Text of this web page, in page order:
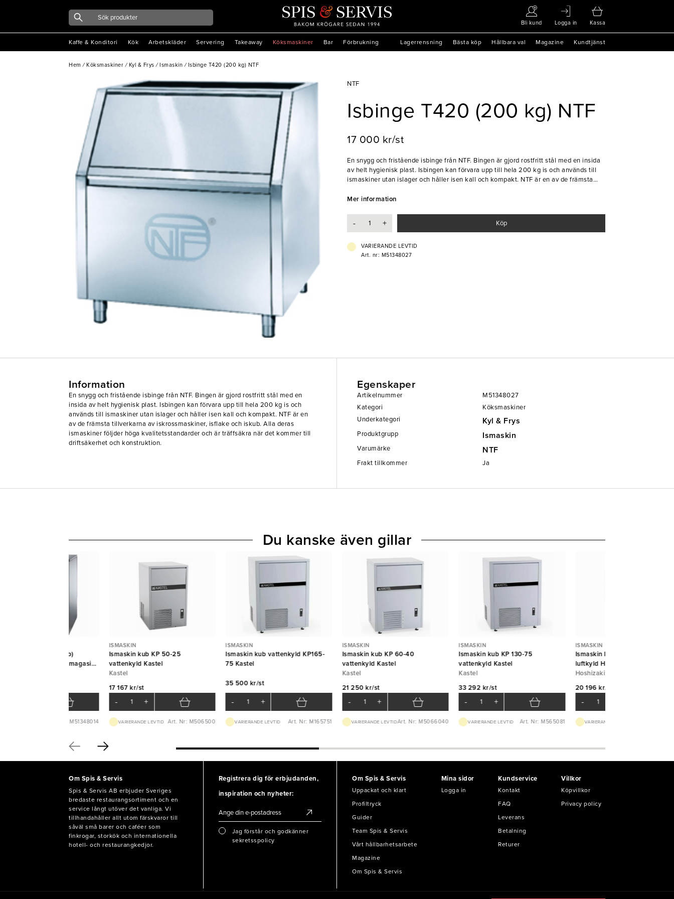
Bli kund Logga in Kassa
Kaffe & Konditori Kök Arbetskläder Servering Takeaway Köksmaskiner Bar Förbrukning Lagerrensning Bästa köp Hållbara val Magazine Kundtjänst
Hem / Köksmaskiner / Kyl & Frys / Ismaskin / Isbinge T420 (200 kg) NTF
NTF
Isbinge T420 (200 kg) NTF
17 000 kr/st
En snygg och fristående isbinge från NTF. Bingen är gjord rostfritt stål med en insida
av helt hygienisk plast. Isbingen kan förvara upp till hela 200 kg is och används till
ismaskiner utan islager och håller isen kall och kompakt. NTF är en av de främsta
kvalitetsstandarder och är träffsäkra när det kommer till driftsäkerhet och
Mer information
- + Köp
VARIERANDE LEVTID
Art. nr: M51348027
Information
En snygg och fristående isbinge från NTF. Bingen är gjord rostfritt stål med en
insida av helt hygienisk plast. Isbingen kan förvara upp till hela 200 kg is och
används till ismaskiner utan islager och håller isen kall och kompakt. NTF är en
av de främsta tillverkarna av iskrossmaskiner, isflake och iskub. Alla deras
ismaskiner följder höga kvalitetsstandarder och är träffsäkra när det kommer till
driftsäkerhet och konstruktion.
Egenskaper
Artikelnummer
M51348027
Kategori
Köksmaskiner
Underkategori
Kyl & Frys
Produktgrupp Ismaskin
Varumärke NTF
Frakt tillkommer Ja
SL 280 (typ kub)
med inbyggt magasin
Art. Nr: M51348014
ISMASKIN
Ismaskin kub KP 50-25
vattenkyld Kastel
Kastel
17 167 kr/st
- +
VARIERANDE LEVTID Art. Nr: M506500
ISMASKIN
Ismaskin kub vattenkyld KP165-
75 Kastel
35 500 kr/st
- +
VARIERANDE LEVTID Art. Nr: M165751
ISMASKIN
Ismaskin kub KP 60-40
vattenkyld Kastel
Kastel
21 250 kr/st
- +
VARIERANDE LEVTIDArt. Nr: M5066040
ISMASKIN
Ismaskin kub KP 130-75
vattenkyld Kastel
Kastel
33 292 kr/st
- +
VARIERANDE LEVTID Art. Nr: M565081
ISMASKIN
Ismaskin IM-30CNE-HC-25,
luftkyld Hoshizaki
Hoshizaki
20 196 kr/st
-
VARIERANDE LEVTID
Du kanske även gillar
Om Spis & Servis
Spis & Servis AB erbjuder Sveriges
bredaste restaurangsortiment och en
service långt utöver det vanliga. Vi
tillhandahåller allt utom färskvaror till
såväl små barer och caféer som
finkrogar, storkök och internationella
hotell- och restaurangkedjor.
Registrera dig för erbjudanden,
inspiration och nyheter:
Jag förstår och godkänner
sekretsspolicy
Om Spis & Servis
Uppackat och klart
Profiltryck
Guider
Team Spis & Servis
Vårt hållbarhetsarbete
Magazine
Om Spis & Servis
Mina sidor
Logga in
Kundservice
Kontakt
FAQ
Leverans
Betalning
Returer
Villkor
Köpvillkor
Privacy policy